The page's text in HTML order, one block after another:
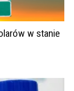
w stanie